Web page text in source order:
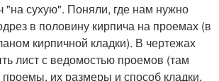
"на сухую". Поняли, где нам нужно
в половину кирпича на проемах (в
кирпичной кладки). В чертежах
лист с ведомостью проемов (там
их размеры и способ кладки,